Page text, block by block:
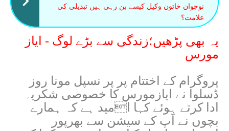
نوجوان خاتون وکیل کیسے بن رہی ہیں تبدیلی کی
علامت؟
یہ بھی پڑھیں؛زندگی سے بڑے لوگ - ایاز
مورس
پروگرام کے اختتام پر پر نسپل مونا روز
ڈسلوا نے ایازمورس کا خصوصی شکریہ
ادا کرتے ہوئے کہا امید ہے کہ ہمارے
بچوں نے آپ کے سیشن سے بھرپور